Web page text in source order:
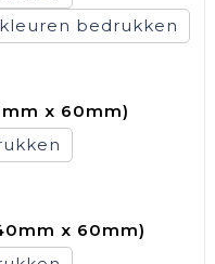
x 60mm)
x 60mm)